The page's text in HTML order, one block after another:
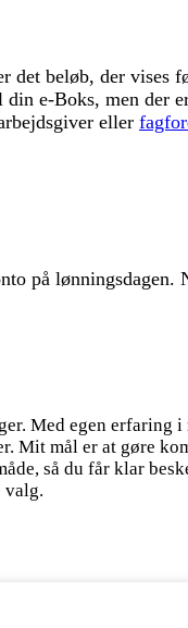
det beløb, der vises
din e-Boks, men der
eller
på lønningsdagen.
Med egen erfaring
Mit mål er at gøre
så du får klar
valg.